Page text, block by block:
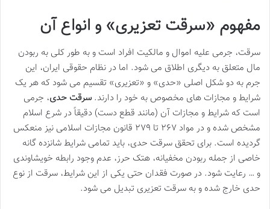
مفهوم «سرقت تعزیری» و انواع آن
سرقت، جرمی علیه اموال و مالکیت افراد است و به طور کلی به ربودن
مال متعلق به دیگری اطلاق می شود. اما در نظام حقوقی ایران، این
جرم به دو شکل اصلی «حدی» و «تعزیری» تقسیم می شود که هر یک
شرایط و مجازات های مخصوص به خود را دارند.سرقت حدی، جرمی
است که شرایط و مجازات آن (مانند قطع دست) دقیقاً در شرع اسلام
مشخص شده و در مواد ۲۶۷ تا ۲۷۹ قانون مجازات اسلامی نیز منعکس
گردیده است. برای تحقق سرقت حدی، باید تمامی شرایط شانزده گانه
خاصی از جمله ربودن مخفیانه، هتک حرز، عدم وجود رابطه خویشاوندی
و … رعایت شود. در صورت فقدان حتی یکی از این شرایط، سرقت از نوع
حدی خارج شده و به سرقت تعزیری تبدیل می شود.